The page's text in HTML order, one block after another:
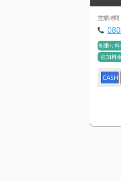
営業時間
初乗り
追加料
CASH